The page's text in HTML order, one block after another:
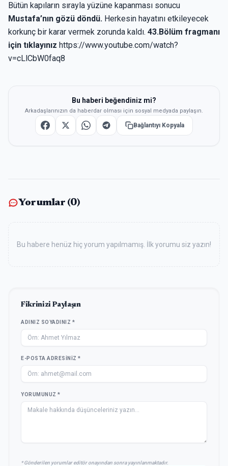
Bütün kapıların sırayla yüzüne kapanması sonucu
Mustafa’nın gözü döndü. Herkesin hayatını etkileyecek
korkunç bir karar vermek zorunda kaldı. 43.Bölüm fragmanı
için tıklayınız https://www.youtube.com/watch?
v=cLlCbW0faq8
Bu haberi beğendiniz mi?
Arkadaşlarınızın da haberdar olması için sosyal medyada paylaşın.
Bağlantıyı Kopyala
Yorumlar (0)
Bu habere henüz hiç yorum yapılmamış. İlk yorumu siz yazın!
Fikrinizi Paylaşın
ADINIZ SOYADINIZ *
E-POSTA ADRESINIZ *
YORUMUNUZ *
* Gönderilen yorumlar editör onayından sonra yayınlanmaktadır.